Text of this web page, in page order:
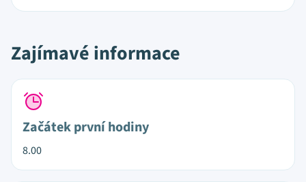
Zajímavé informace
Začátek první hodiny
8.00